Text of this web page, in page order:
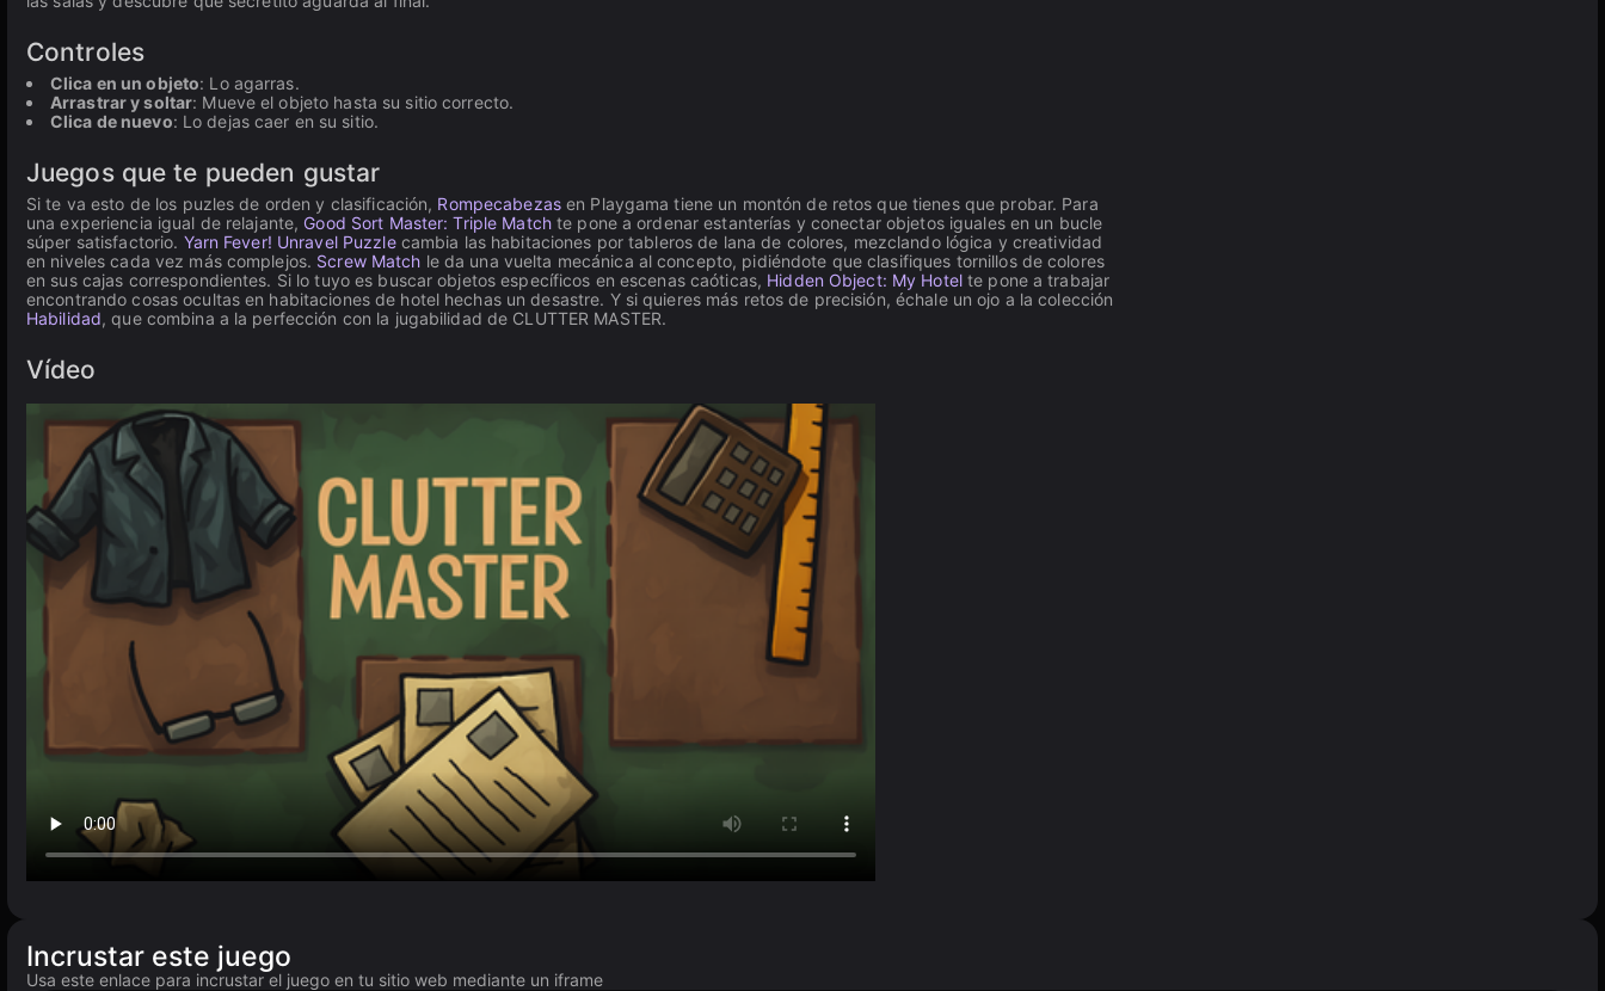
Controles
Clica en un objeto: Lo agarras.
Arrastrar y soltar: Mueve el objeto hasta su sitio correcto.
Clica de nuevo: Lo dejas caer en su sitio.
Juegos que te pueden gustar
Si te va esto de los puzles de orden y clasificación, Rompecabezasen Playgama tiene un montón de retos que tienes que probar. Para
una experiencia igual de relajante, Good Sort Master: Triple Matchte pone a ordenar estanterías y conectar objetos iguales en un bucle
súper satisfactorio. Yarn Fever! Unravel Puzzlecambia las habitaciones por tableros de lana de colores, mezclando lógica y creatividad
en niveles cada vez más complejos. Screw Match le da una vuelta mecánica al concepto, pidiéndote que clasifiques tornillos de colores
en sus cajas correspondientes. Si lo tuyo es buscar objetos específicos en escenas caóticas, Hidden Object: My Hotelte pone a trabajar
encontrando cosas ocultas en habitaciones de hotel hechas un desastre. Y si quieres más retos de precisión, échale un ojo a la colección
Habilidad, que combina a la perfección con la jugabilidad de CLUTTER MASTER.
Vídeo
Incrustar este juego
Usa este enlace para incrustar el juego en tu sitio web mediante un iframe